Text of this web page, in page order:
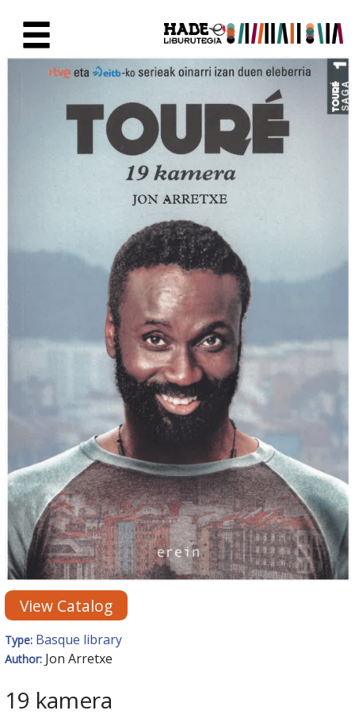
New Books Card - Liburutegia
View Catalog
Type: Basque library
Author: Jon Arretxe
19 kamera